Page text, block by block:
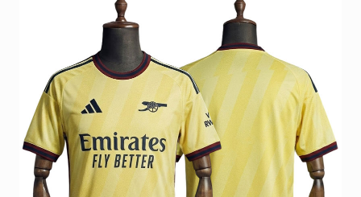
Alternativene
kan
velges
på
produktsiden